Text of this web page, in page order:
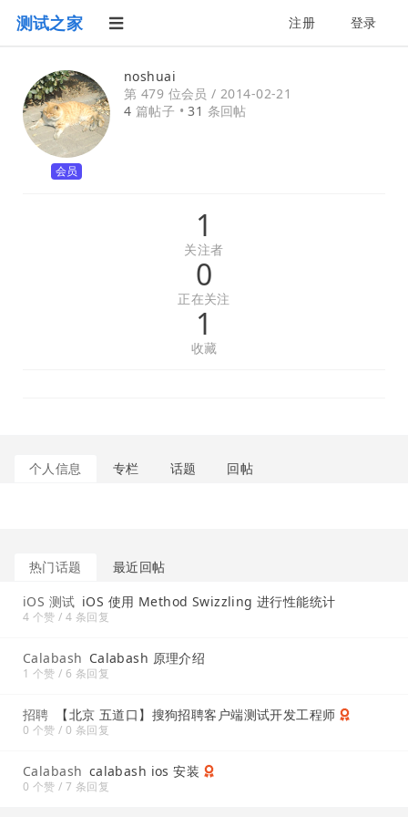
测试之家 注册 登录
会员
noshuai
第 479 位会员 /2014-02-21
4 篇帖子 •31 条回帖
1
关注者
0
正在关注
1
收藏
个人信息 专栏 话题 回帖
热门话题
最近回帖
iOS 测试 iOS 使用 Method Swizzling 进行性能统计
4 个赞 / 4 条回复
Calabash Calabash 原理介绍
1 个赞 / 6 条回复
招聘 【北京 五道口】搜狗招聘客户端测试开发工程师
0 个赞 / 0 条回复
Calabash calabash ios 安装
0 个赞 / 7 条回复